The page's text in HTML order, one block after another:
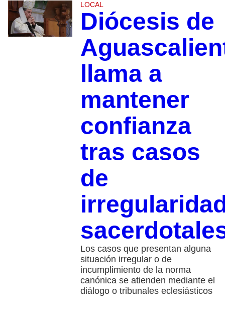
LOCAL
Diócesis de
llama a
mantener
confianza
tras casos
de
Los casos que presentan alguna
situación irregular o de
incumplimiento de la norma
canónica se atienden mediante el
diálogo o tribunales eclesiásticos